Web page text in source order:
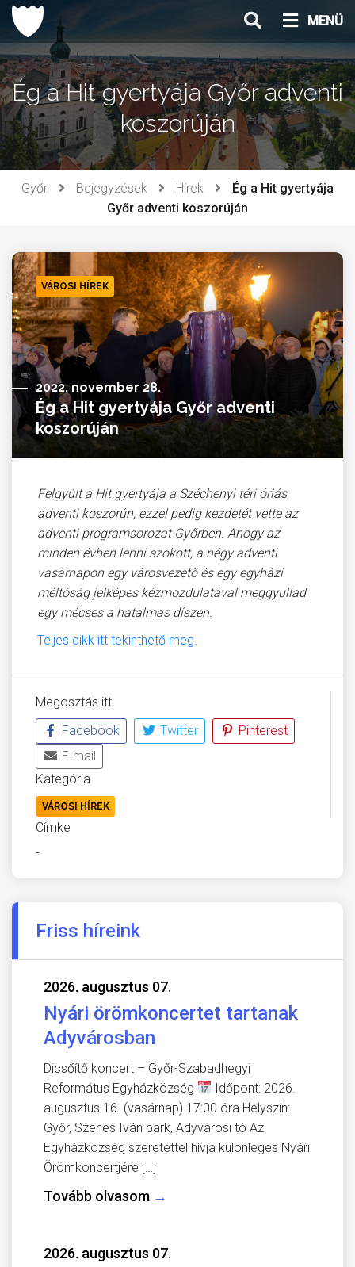
Ugrás
tartalomhoz
MENÜ
Ég a Hit gyertyája Győr adventi
koszorúján
Győr Bejegyzések Hírek
Ég a Hit gyertyája
Győr adventi koszorúján
VÁROSI HÍREK
2022. november 28.
Ég a Hit gyertyája Győr adventi
koszorúján
Felgyúlt a Hit gyertyája a Széchenyi téri óriás
adventi koszorún, ezzel pedig kezdetét vette az
adventi programsorozat Győrben. Ahogy az
minden évben lenni szokott, a négy adventi
vasárnapon egy városvezető és egy egyházi
méltóság jelképes kézmozdulatával meggyullad
egy mécses a hatalmas díszen.
Teljes cikk itt tekinthető meg.
Megosztás itt:
Facebook
Twitter
Pinterest
E-mail
Kategória
VÁROSI HÍREK
Címke
-
Friss híreink
2026. augusztus 07.
Nyári örömkoncertet tartanak
Adyvárosban
Dicsőítő koncert – Győr-Szabadhegyi
Református Egyházközség
Időpont: 2026.
augusztus 16. (vasárnap) 17:00 óra Helyszín:
Győr, Szenes Iván park, Adyvárosi tó Az
Egyházközség szeretettel hívja különleges Nyári
Örömkoncertjére […]
Tovább olvasom →
2026. augusztus 07.